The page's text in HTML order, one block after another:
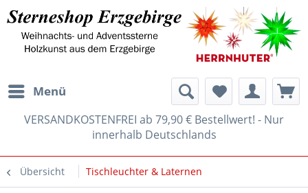
Menü
VERSANDKOSTENFREI ab 79,90 € Bestellwert! - Nur
innerhalb Deutschlands
Übersicht Tischleuchter & Laternen